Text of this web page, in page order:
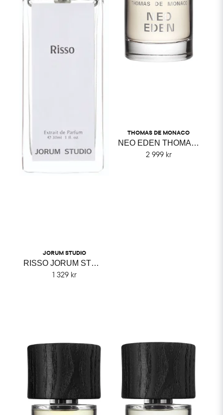
JORUM STUDIO
RISSO JORUM STUDIO
1 329 kr
THOMAS DE MONACO
NEO EDEN THOMAS DE MONACO
2 999 kr